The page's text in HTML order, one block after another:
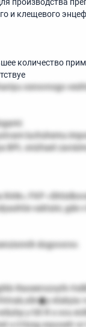
и клещевого
количество
osnovnogo
luchshemu
BPL snizhaet
RAN»; FKP
vaktsini, gde
dogovorov.
i9aoeerozoytk
etakyia i
y t0t R o ovu
o ii tiosg ssyuoetr